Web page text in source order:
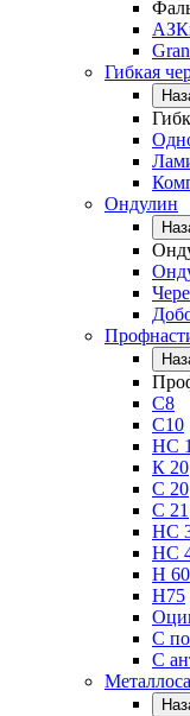
Гибкая
Ондулин
С8
С10
НС
К 20
С 20
С 21
НС
НС
Н 60
Н75
С
С